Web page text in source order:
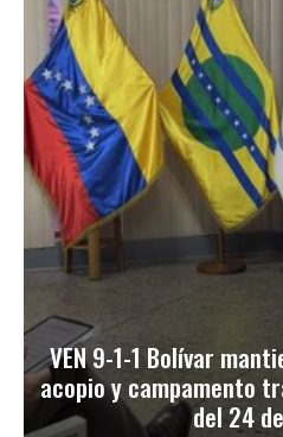
VEN 9-1-1 Bolívar
acopio y campamento
del 24